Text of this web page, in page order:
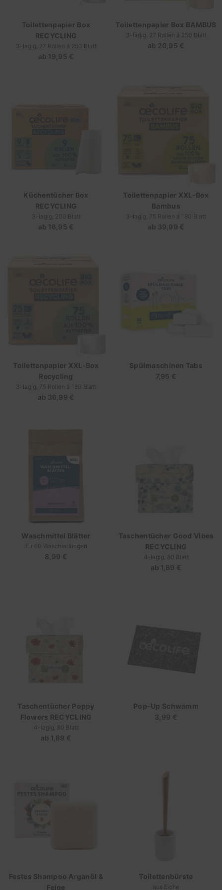
Toilettenpapier Box
RECYCLING
3-lagig, 27 Rollen á 250 Blatt
ab
Regulärer
19,95 €
Toilettenpapier Box BAMBUS
3-lagig, 27 Rollen á 250 Blatt
ab
Regulärer
20,95 €
Küchentücher Box
RECYCLING
3-lagig, 200 Blatt
ab
Regulärer
16,95 €
Toilettenpapier XXL-Box
Bambus
3-lagig, 75 Rollen á 180 Blatt
ab
Regulärer
39,99 €
Toilettenpapier XXL-Box
Recycling
3-lagig, 75 Rollen á 180 Blatt
ab
Regulärer
36,99 €
Spülmaschinen Tabs
Regulärer
7,95 €
Waschmittel Blätter
für 60 Waschladungen
Regulärer
8,99 €
Taschentücher Good Vibes
RECYCLING
4-lagig, 80 Blatt
ab
Regulärer
1,89 €
Taschentücher Poppy
Flowers RECYCLING
4-lagig, 80 Blatt
ab
Regulärer
1,89 €
Pop-Up Schwamm
Regulärer
3,99 €
Festes Shampoo Arganöl &
Feige
Toilettenbürste
aus Eiche